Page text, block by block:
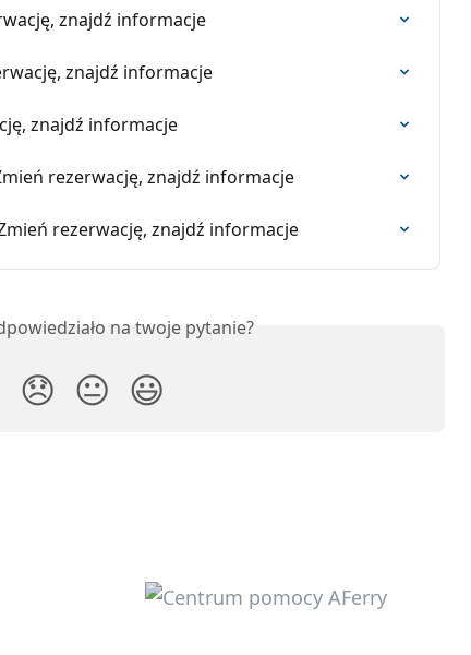
znajdź informacje
znajdź informacje
znajdź informacje
rezerwację, znajdź informacje
rezerwację, znajdź informacje
na twoje pytanie?
😞 😐 😃